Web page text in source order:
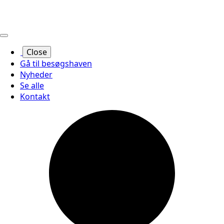
Close
Gå til besøgshaven
Nyheder
Se alle
Kontakt